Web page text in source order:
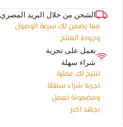
الشحن من خلال البريد المصري
مما يضمن لك سرعة الوصول
وجودة المنتج
نعمل على تجربة
شراء سهلة
لنتيح لك عملية
تجربة شراء سهلة
ومضمونة نعمل
بجهد اكبر